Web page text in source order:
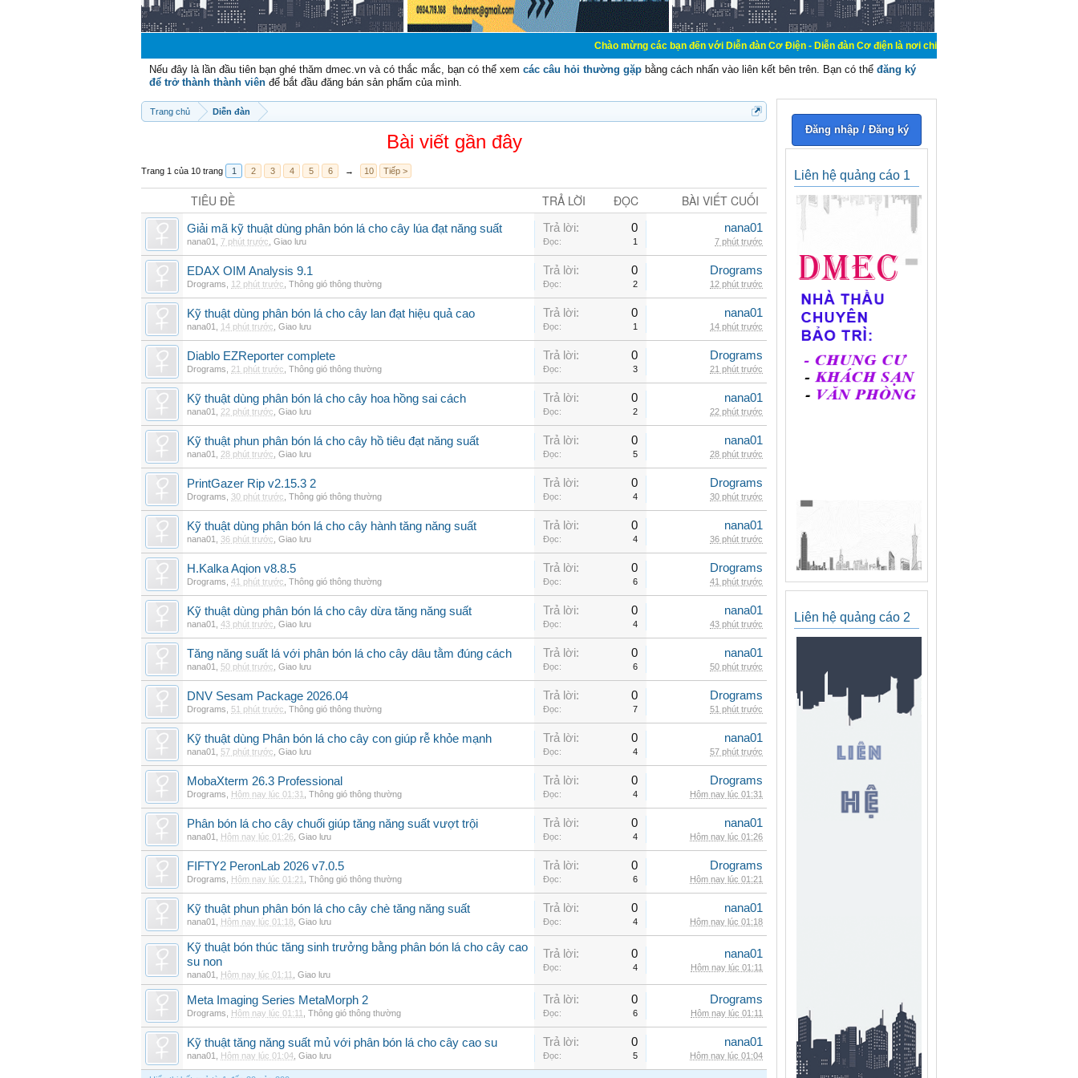
Chào mừng các bạn đến với Diễn đàn Cơ Điện - Diễn đàn Cơ điện là nơi chia sẽ kiến thức kinh nghiệm trong lãnh
Nếu đây là lần đầu tiên bạn ghé thăm dmec.vn và có thắc mắc, bạn có thể xem các câu hỏi thường gặp bằng cách nhấn vào liên kết bên trên. Bạn có thể đăng ký
để trở thành thành viên để bắt đầu đăng bán sản phẩm của mình.
Trang chủ Diễn đàn
Bài viết gần đây
Trang 1 của 10 trang 1 2 3 4 5 6 → 10 Tiếp >
TIÊU ĐỀ TRẢ LỜI ĐỌC BÀI VIẾT CUỐI
Giải mã kỹ thuật dùng phân bón lá cho cây lúa đạt năng suất
nana01 7 phút trước Giao lưu
Trả lời: 0
Đọc: 1
nana01
7 phút trước
EDAX OIM Analysis 9.1
Drograms 12 phút trước Thông gió thông thường
Trả lời: 0
Đọc: 2
Drograms
12 phút trước
Kỹ thuật dùng phân bón lá cho cây lan đạt hiệu quả cao
nana01 14 phút trước Giao lưu
Trả lời: 0
Đọc: 1
nana01
14 phút trước
Diablo EZReporter complete
Drograms 21 phút trước Thông gió thông thường
Trả lời: 0
Đọc: 3
Drograms
21 phút trước
Kỹ thuật dùng phân bón lá cho cây hoa hồng sai cách
nana01 22 phút trước Giao lưu
Trả lời: 0
Đọc: 2
nana01
22 phút trước
Kỹ thuật phun phân bón lá cho cây hồ tiêu đạt năng suất
nana01 28 phút trước Giao lưu
Trả lời: 0
Đọc: 5
nana01
28 phút trước
PrintGazer Rip v2.15.3 2
Drograms 30 phút trước Thông gió thông thường
Trả lời: 0
Đọc: 4
Drograms
30 phút trước
Kỹ thuật dùng phân bón lá cho cây hành tăng năng suất
nana01 36 phút trước Giao lưu
Trả lời: 0
Đọc: 4
nana01
36 phút trước
H.Kalka Aqion v8.8.5
Drograms 41 phút trước Thông gió thông thường
Trả lời: 0
Đọc: 6
Drograms
41 phút trước
Kỹ thuật dùng phân bón lá cho cây dừa tăng năng suất
nana01 43 phút trước Giao lưu
Trả lời: 0
Đọc: 4
nana01
43 phút trước
Tăng năng suất lá với phân bón lá cho cây dâu tằm đúng cách
nana01 50 phút trước Giao lưu
Trả lời: 0
Đọc: 6
nana01
50 phút trước
DNV Sesam Package 2026.04
Drograms 51 phút trước Thông gió thông thường
Trả lời: 0
Đọc: 7
Drograms
51 phút trước
Kỹ thuật dùng Phân bón lá cho cây con giúp rễ khỏe mạnh
nana01 57 phút trước Giao lưu
Trả lời: 0
Đọc: 4
nana01
57 phút trước
MobaXterm 26.3 Professional
Drograms Hôm nay lúc 01:31 Thông gió thông thường
Trả lời: 0
Đọc: 4
Drograms
Hôm nay lúc 01:31
Phân bón lá cho cây chuối giúp tăng năng suất vượt trội
nana01 Hôm nay lúc 01:26 Giao lưu
Trả lời: 0
Đọc: 4
nana01
Hôm nay lúc 01:26
FIFTY2 PeronLab 2026 v7.0.5
Drograms Hôm nay lúc 01:21 Thông gió thông thường
Trả lời: 0
Đọc: 6
Drograms
Hôm nay lúc 01:21
Kỹ thuật phun phân bón lá cho cây chè tăng năng suất
nana01 Hôm nay lúc 01:18 Giao lưu
Trả lời: 0
Đọc: 4
nana01
Hôm nay lúc 01:18
Kỹ thuật bón thúc tăng sinh trưởng bằng phân bón lá cho cây cao
su non
nana01 Hôm nay lúc 01:11 Giao lưu
Trả lời: 0
Đọc: 4
nana01
Hôm nay lúc 01:11
Meta Imaging Series MetaMorph 2
Drograms Hôm nay lúc 01:11 Thông gió thông thường
Trả lời: 0
Đọc: 6
Drograms
Hôm nay lúc 01:11
Kỹ thuật tăng năng suất mủ với phân bón lá cho cây cao su
nana01 Hôm nay lúc 01:04 Giao lưu
Trả lời: 0
Đọc: 5
nana01
Hôm nay lúc 01:04
Đăng nhập / Đăng ký
Liên hệ quảng cáo 1
Liên hệ quảng cáo 2